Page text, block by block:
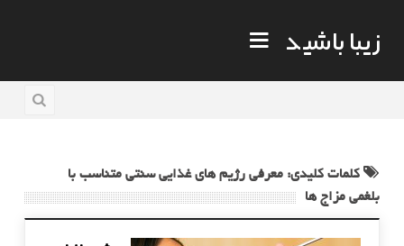
زیبا باشید
کلمات کلیدی: معرفی رژیم های غذایی سنتی متناسب با
بلغمی مزاج ها